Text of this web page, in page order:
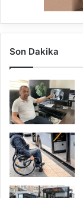
Son Dakika